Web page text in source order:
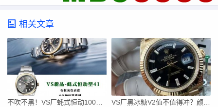
相关文章
不吹不黑！VS厂蚝式恒动100周年版深度拆解 VS厂黑冰糖V2值不值得冲？颜色对版+狗头标+平头A，细节拉满